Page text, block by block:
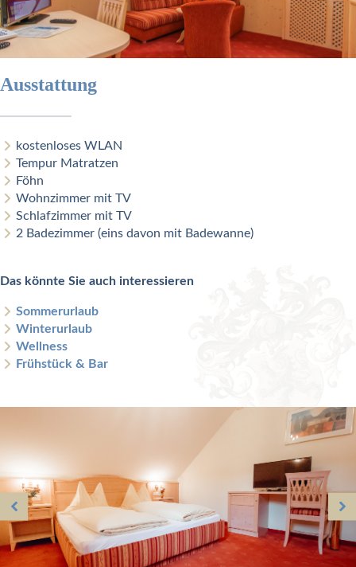
Ausstattung
kostenloses WLAN
Tempur Matratzen
Föhn
Wohnzimmer mit TV
Schlafzimmer mit TV
2 Badezimmer (eins davon mit Badewanne)
Das könnte Sie auch interessieren
Sommerurlaub
Winterurlaub
Wellness
Frühstück & Bar